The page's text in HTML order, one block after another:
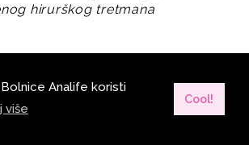
Analife koristi
više
Cool!
hirurškog tretmana
hemoroidektomija
hemoroidalna dearterilizacija)